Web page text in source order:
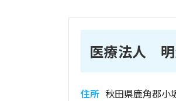
医療法人
住所 秋田県鹿角郡小